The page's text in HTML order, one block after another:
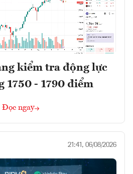
kiểm tra động lực
1750 - 1790 điểm
Đọc ngay
21:41, 06/08/2026